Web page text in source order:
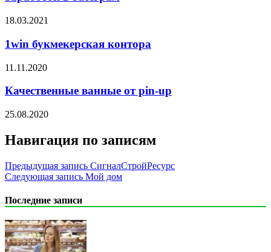
18.03.2021
1win букмекерская контора
11.11.2020
Качественные ванные от pin-up
25.08.2020
Навигация по записям
Предыдущая запись СигналСтройРесурс
Следующая запись Мой дом
Последние записи